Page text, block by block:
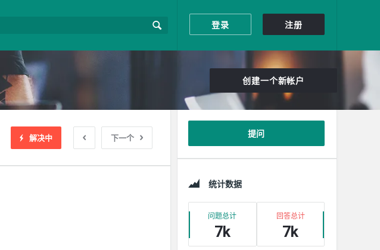
登录 注册
创建一个新帐户
下一个
解决中 提问
统计数据
问题总计
7k
回答总计
7k